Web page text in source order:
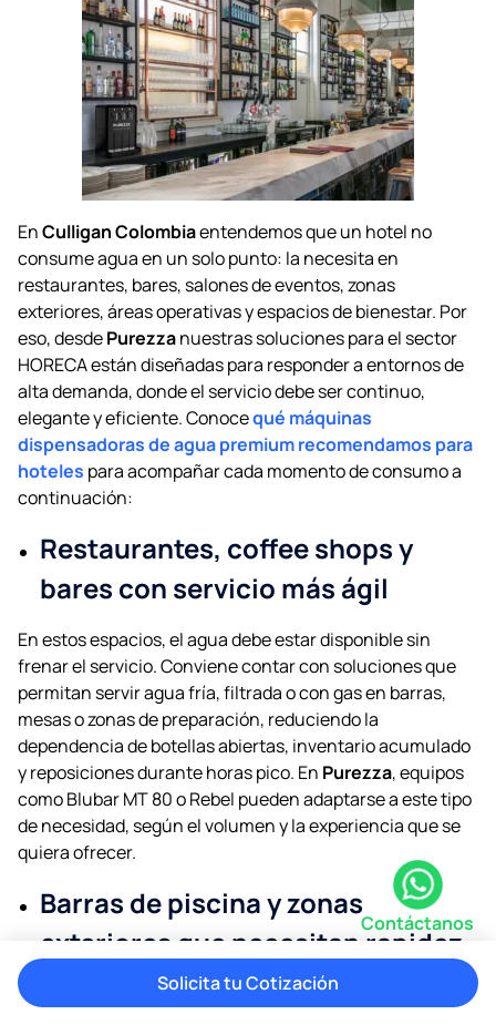
EnCulligan Colombiaentendemos que un hotel no
consume agua en un solo punto: la necesita en
restaurantes, bares, salones de eventos, zonas
exteriores, áreas operativas y espacios de bienestar. Por
eso, desdePurezzanuestras soluciones para el sector
HORECA están diseñadas para responder a entornos de
alta demanda, donde el servicio debe ser continuo,
elegante y eficiente. Conocequé máquinas
dispensadoras de agua premium recomendamos para
hoteles para acompañar cada momento de consumo a
continuación:
Restaurantes, coffee shops y
bares con servicio más ágil
En estos espacios, el agua debe estar disponible sin
frenar el servicio. Conviene contar con soluciones que
permitan servir agua fría, filtrada o con gas en barras,
mesas o zonas de preparación, reduciendo la
dependencia de botellas abiertas, inventario acumulado
y reposiciones durante horas pico. En Purezza, equipos
como Blubar MT 80 o Rebel pueden adaptarse a este tipo
de necesidad, según el volumen y la experiencia que se
quiera ofrecer.
Barras de piscina y zonas
exteriores que necesitan rapidez
y eficiencia
Contáctanos
Solicita tu Cotización